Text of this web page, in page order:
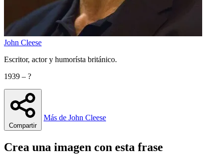
John Cleese
Escritor, actor y humorísta británico.
1939 – ?
Compartir
Más de John Cleese
Crea una imagen con esta frase